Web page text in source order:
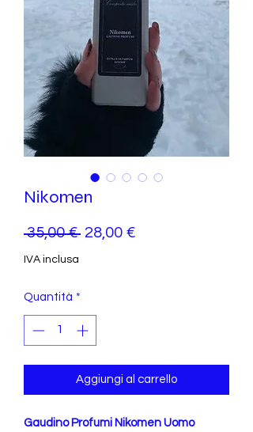
Nikomen
35,00 € Prezzo
28,00 €Prezzo
IVA inclusa
Quantità *
Aggiungi al carrello
Gaudino Profumi Nikomen Uomo